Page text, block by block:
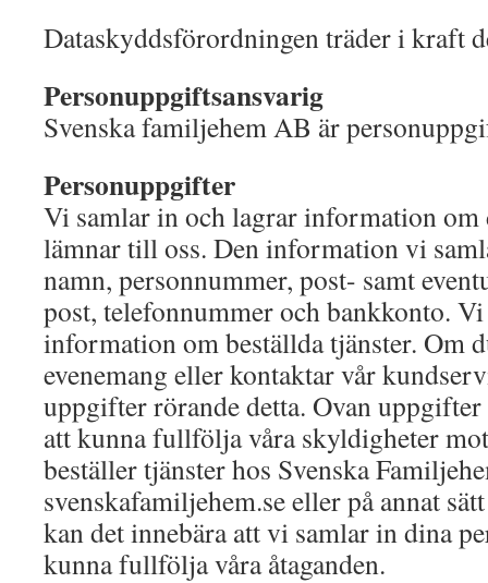
Dataskyddsförordningen träder i kraft
Personuppgiftsansvarig
Svenska familjehem AB är
Personuppgifter
Vi samlar in och lagrar information om
lämnar till oss. Den information vi
namn, personnummer, post- samt
post, telefonnummer och bankkonto.
information om beställda tjänster. Om
evenemang eller kontaktar vår
uppgifter rörande detta. Ovan
att kunna fullfölja våra skyldigheter
beställer tjänster hos Svenska
svenskafamiljehem.se eller på annat
kan det innebära att vi samlar in dina
kunna fullfölja våra åtaganden.